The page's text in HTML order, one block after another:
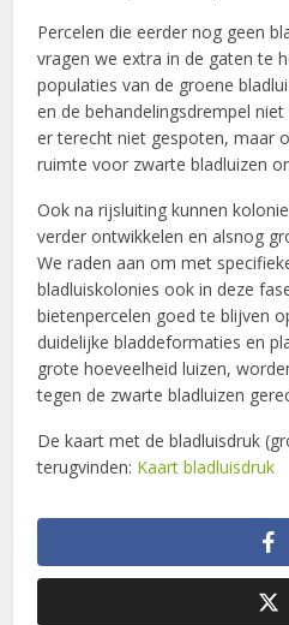
Percelen die eerder nog geen
vragen we extra in de gaten te
populaties van de groene
en de behandelingsdrempel
er terecht niet gespoten, maar
ruimte voor zwarte bladluizen
Ook na rijsluiting kunnen
verder ontwikkelen en alsnog
We raden aan om met
bladluiskolonies ook in deze
bietenpercelen goed te blijven
duidelijke bladdeformaties en
grote hoeveelheid luizen,
tegen de zwarte bladluizen
De kaart met de bladluisdruk
terugvinden: Kaart bladluisdruk